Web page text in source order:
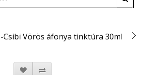
Csibi Vörös áfonya tinktúra 30ml